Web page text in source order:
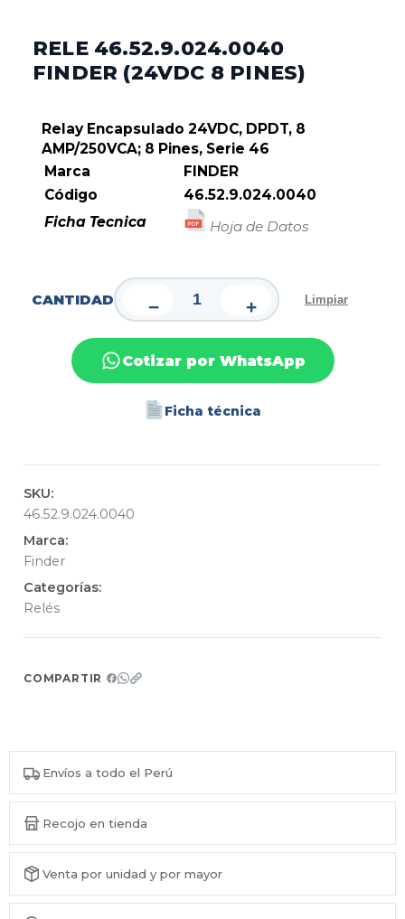
RELE 46.52.9.024.0040
FINDER (24VDC 8 PINES)
Relay Encapsulado 24VDC, DPDT, 8
AMP/250VCA; 8 Pines, Serie 46
Marca
FINDER
Código
46.52.9.024.0040
Ficha Tecnica
Hoja de Datos
CANTIDAD − + Limpiar
Cotizar por WhatsApp
Ficha técnica
SKU:
46.52.9.024.0040
Marca:
Finder
Categorías:
Relés
COMPARTIR
Envíos a todo el Perú
Recojo en tienda
Venta por unidad y por mayor